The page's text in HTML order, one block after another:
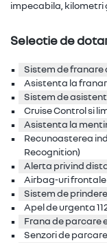
impecabila, kilometri
Selectie de
Sistem de franare
Asistenta la
Sistem de
Cruise Control si
Asistenta la
Recunoasterea
Recognition)
Alerta privind
Airbag-uri
Sistem de
Apel de urgenta
Frana de parcare
Senzori de